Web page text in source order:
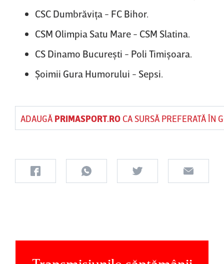
CSC Dumbrăviţa - FC Bihor.
CSM Olimpia Satu Mare - CSM Slatina.
CS Dinamo Bucureşti - Poli Timişoara.
Şoimii Gura Humorului - Sepsi.
ADAUGĂ PRIMASPORT.ROCA SURSĂ PREFERATĂ ÎN